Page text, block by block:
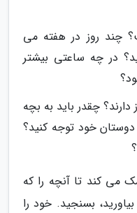
چند روز در هفته می
در چه ساعتی بیشتر
چقدر باید به بچه
خود توجه کنید؟
می کند تا آنچه را که
بسنجید. خود را